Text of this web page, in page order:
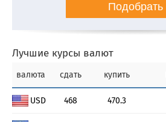
Подобрать
Лучшие курсы валют
валюта сдать купить
USD 468 470.3